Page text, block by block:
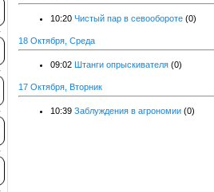
10:20 Чистый пар в севообороте (0)
18 Октября, Среда
09:02 Штанги опрыскивателя (0)
17 Октября, Вторник
10:39 Заблуждения в агрономии (0)